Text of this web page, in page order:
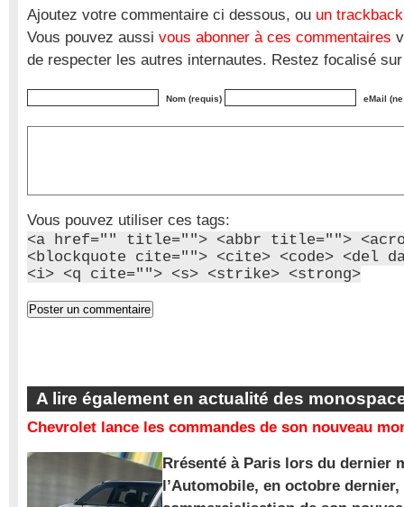
Ajoutez votre commentaire ci dessous, ou un trackback
Vous pouvez aussi vous abonner à ces commentaires
de respecter les autres internautes. Restez focalisé
Nom (requis) eMail
Vous pouvez utiliser ces tags:
<a href="" title=""> <abbr title="">
<blockquote cite=""> <cite> <code> <del
<i> <q cite=""> <s> <strike> <strong>
A lire également en actualité des
Chevrolet lance les commandes de son nouveau
Rrésenté à Paris lors du dernier
l’Automobile, en octobre